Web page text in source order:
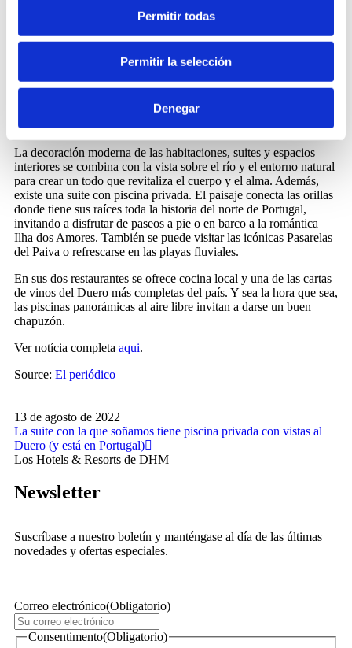
Permitir todas
Permitir la selección
Denegar
Octant Douro, serenidad a orillas del Duero
El hotel Octant Douro, junto a las orillas del Duero, es una obra
Paiva. Allí, la pureza de la gente y el ancho río se unen,
dominando un lugar donde la historia discurre con serenidad.
La decoración moderna de las habitaciones, suites y espacios
interiores se combina con la vista sobre el río y el entorno natural
para crear un todo que revitaliza el cuerpo y el alma. Además,
existe una suite con piscina privada. El paisaje conecta las orillas
donde tiene sus raíces toda la historia del norte de Portugal,
invitando a disfrutar de paseos a pie o en barco a la romántica
Ilha dos Amores. También se puede visitar las icónicas Pasarelas
del Paiva o refrescarse en las playas fluviales.
En sus dos restaurantes se ofrece cocina local y una de las cartas
de vinos del Duero más completas del país. Y sea la hora que sea,
las piscinas panorámicas al aire libre invitan a darse un buen
chapuzón.
Ver notícia completa aqui.
Source: El periódico
13 de agosto de 2022
La suite con la que soñamos tiene piscina privada con vistas al
Duero (y está en Portugal)
Los Hotels & Resorts de DHM
Newsletter
Suscríbase a nuestro boletín y manténgase al día de las últimas
novedades y ofertas especiales.
Correo electrónico(Obligatorio)
Consentimento(Obligatorio)